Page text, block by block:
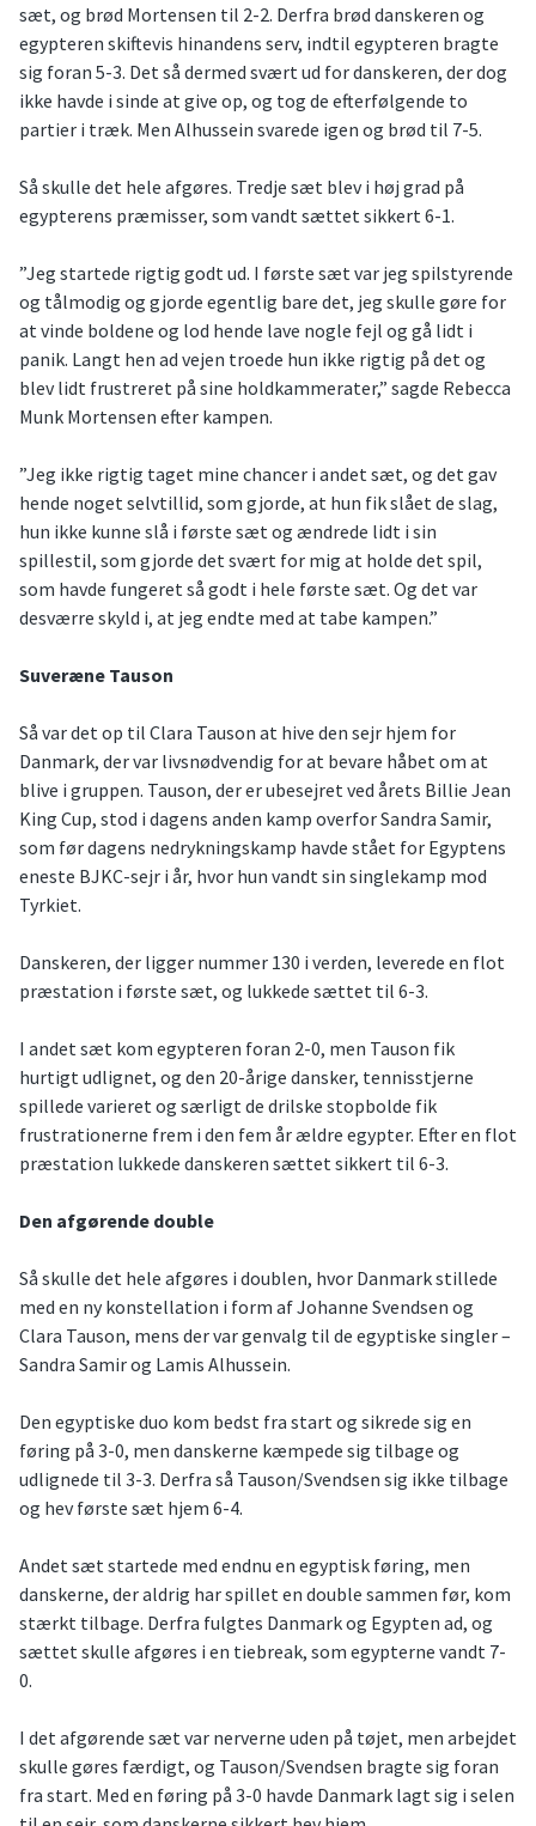
sæt, og brød Mortensen til 2-2. Derfra brød danskeren og
egypteren skiftevis hinandens serv, indtil egypteren bragte
sig foran 5-3. Det så dermed svært ud for danskeren, der dog
ikke havde i sinde at give op, og tog de efterfølgende to
partier i træk. Men Alhussein svarede igen og brød til 7-5.
Så skulle det hele afgøres. Tredje sæt blev i høj grad på
egypterens præmisser, som vandt sættet sikkert 6-1.
”Jeg startede rigtig godt ud. I første sæt var jeg spilstyrende
og tålmodig og gjorde egentlig bare det, jeg skulle gøre for
at vinde boldene og lod hende lave nogle fejl og gå lidt i
panik. Langt hen ad vejen troede hun ikke rigtig på det og
blev lidt frustreret på sine holdkammerater,” sagde Rebecca
Munk Mortensen efter kampen.
”Jeg ikke rigtig taget mine chancer i andet sæt, og det gav
hende noget selvtillid, som gjorde, at hun fik slået de slag,
hun ikke kunne slå i første sæt og ændrede lidt i sin
spillestil, som gjorde det svært for mig at holde det spil,
som havde fungeret så godt i hele første sæt. Og det var
desværre skyld i, at jeg endte med at tabe kampen.”
Suveræne Tauson
Så var det op til Clara Tauson at hive den sejr hjem for
Danmark, der var livsnødvendig for at bevare håbet om at
blive i gruppen. Tauson, der er ubesejret ved årets Billie Jean
King Cup, stod i dagens anden kamp overfor Sandra Samir,
som før dagens nedrykningskamp havde stået for Egyptens
eneste BJKC-sejr i år, hvor hun vandt sin singlekamp mod
Tyrkiet.
Danskeren, der ligger nummer 130 i verden, leverede en flot
præstation i første sæt, og lukkede sættet til 6-3.
I andet sæt kom egypteren foran 2-0, men Tauson fik
hurtigt udlignet, og den 20-årige dansker, tennisstjerne
spillede varieret og særligt de drilske stopbolde fik
frustrationerne frem i den fem år ældre egypter. Efter en flot
præstation lukkede danskeren sættet sikkert til 6-3.
Den afgørende double
Så skulle det hele afgøres i doublen, hvor Danmark stillede
med en ny konstellation i form af Johanne Svendsen og
Clara Tauson, mens der var genvalg til de egyptiske singler –
Sandra Samir og Lamis Alhussein.
Den egyptiske duo kom bedst fra start og sikrede sig en
føring på 3-0, men danskerne kæmpede sig tilbage og
udlignede til 3-3. Derfra så Tauson/Svendsen sig ikke tilbage
og hev første sæt hjem 6-4.
Andet sæt startede med endnu en egyptisk føring, men
danskerne, der aldrig har spillet en double sammen før, kom
stærkt tilbage. Derfra fulgtes Danmark og Egypten ad, og
sættet skulle afgøres i en tiebreak, som egypterne vandt 7-
0.
I det afgørende sæt var nerverne uden på tøjet, men arbejdet
skulle gøres færdigt, og Tauson/Svendsen bragte sig foran
fra start. Med en føring på 3-0 havde Danmark lagt sig i selen